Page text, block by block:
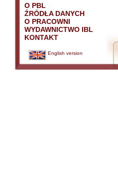
O PBL
ŹRÓDŁA DANYCH
O PRACOWNI
WYDAWNICTWO IBL
KONTAKT
English version